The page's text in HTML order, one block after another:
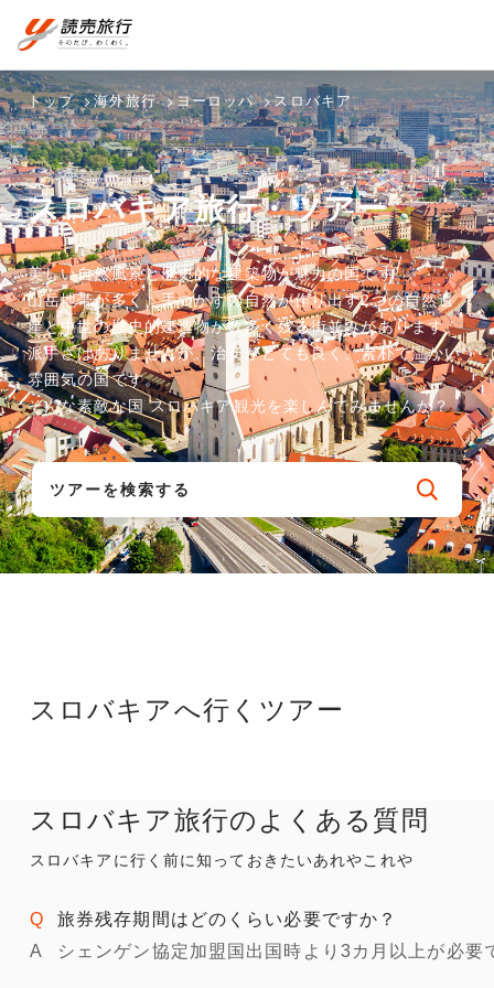
おまかせプラン
航空券+観光
航空券+宿泊
フリーワード
検索する こだわり条件を表示
国内旅行トップ
バスツアー
を探す
個人旅行
（ブーケ）
を探す
ダイナミッ
クパッケー
ジを探す
ホテル・宿
を探す
国内特集か
ら探す
テーマから
探す
写真から探
す
海外旅行トップ
海外特集か
ら探す
テーマから
探す
写真から探
す
トップ 海外旅行 ヨーロッパ スロバキア
スロバキア旅行・ツアー
美しい自然風景と歴史的な建築物が魅力の国です。
山岳地帯が多く、手つかずの自然が作り出す2つの自然遺
産と中世の歴史的建造物が数多く残る街並みがあります。
派手さはありませんが、治安がとても良く、素朴で温かい
雰囲気の国です。
そんな素敵な国 スロバキア観光を楽しんでみませんか？
ツアーを検索する
スロバキアへ行くツアー
スロバキア旅行のよくある質問
スロバキアに行く前に知っておきたいあれやこれや
旅券残存期間はどのくらい必要ですか？
シェンゲン協定加盟国出国時より3カ月以上が必